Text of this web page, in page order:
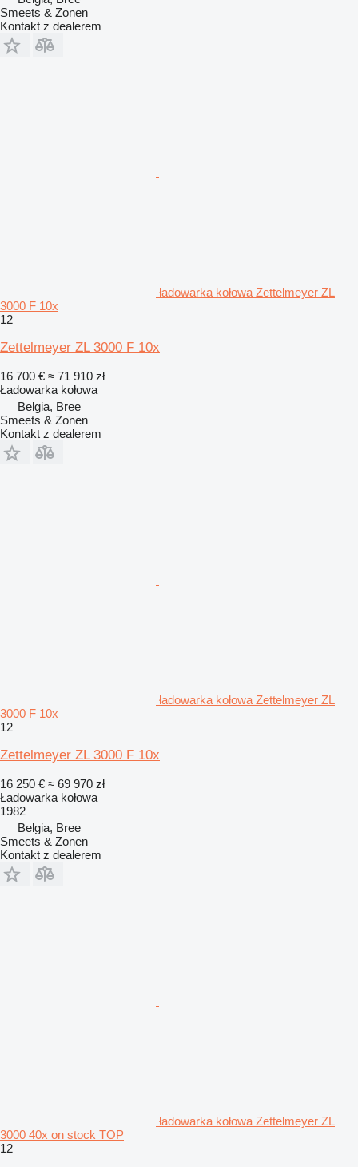
Smeets & Zonen
Kontakt z dealerem
ładowarka kołowa Zettelmeyer ZL
3000 F 10x
12
Zettelmeyer ZL 3000 F 10x
16 700 € ≈ 71 910 zł
Ładowarka kołowa
Belgia, Bree
Smeets & Zonen
Kontakt z dealerem
ładowarka kołowa Zettelmeyer ZL
3000 F 10x
12
Zettelmeyer ZL 3000 F 10x
16 250 € ≈ 69 970 zł
Ładowarka kołowa
1982
Belgia, Bree
Smeets & Zonen
Kontakt z dealerem
ładowarka kołowa Zettelmeyer ZL
3000 40x on stock TOP
12